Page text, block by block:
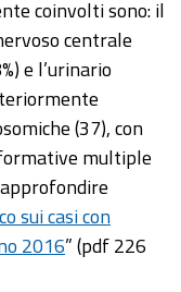
coinvolti sono: il
centrale
e l’urinario
(37), con
multiple
sui casi con
2016” (pdf 226